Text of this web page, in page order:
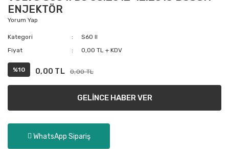
ENJEKTÖR
Yorum Yap
Kategori
S60 II
Fiyat
0,00 TL + KDV
%10 0,00 TL 0,00 TL
GELİNCE HABER VER
WhatsApp Sipariş